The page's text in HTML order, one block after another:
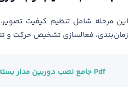
این مرحله شامل تنظیم کیفیت
زمان‌بندی، فعالسازی تشخیص حرکت و
Pdf جامع نصب دوربین مدار بسته در خانه